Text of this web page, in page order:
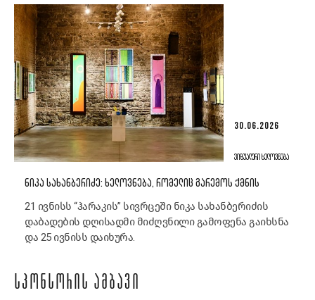
30.06.2026
ᲕᲘᲖᲣᲐᲚᲣᲠᲘ ᲮᲔᲚᲝᲕᲜᲔᲑᲐ
ᲜᲘᲙᲐ ᲡᲐᲮᲐᲜᲑᲔᲠᲘᲫᲔ: ᲮᲔᲚᲝᲕᲜᲔᲑᲐ, ᲠᲝᲛᲔᲚᲘᲪ ᲒᲐᲠᲔᲛᲝᲡ ᲥᲛᲜᲘᲡ
21 ივნისს “ჰარაკის” სივრცეში ნიკა სახანბერიძის
დაბადების დღისადმი მიძღვნილი გამოფენა გაიხსნა
და 25 ივნისს დაიხურა.
ᲡᲞᲝᲜᲡᲝᲠᲘᲡ ᲐᲛᲑᲐᲕᲘ